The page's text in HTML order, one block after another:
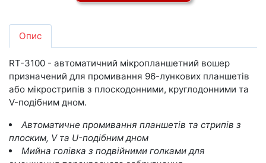
Опис
RT-3100 - автоматичний мікропланшетний вошер
призначений для промивання 96-лункових планшетів
або мікрострипів з плоскодонними, круглодонними та
V-подібним дном.
Автоматичне промивання планшетів та стрипів з
плоским, V та U-подібним дном
Мийна голівка з подвійними голками для